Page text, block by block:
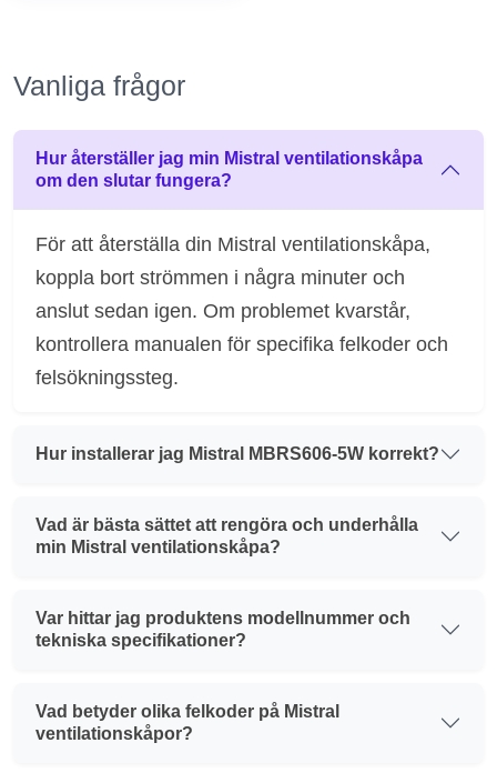
Vanliga frågor
Hur återställer jag min Mistral ventilationskåpa
om den slutar fungera?
För att återställa din Mistral ventilationskåpa,
koppla bort strömmen i några minuter och
anslut sedan igen. Om problemet kvarstår,
kontrollera manualen för specifika felkoder och
felsökningssteg.
Hur installerar jag Mistral MBRS606-5W korrekt?
Vad är bästa sättet att rengöra och underhålla
min Mistral ventilationskåpa?
Var hittar jag produktens modellnummer och
tekniska specifikationer?
Vad betyder olika felkoder på Mistral
ventilationskåpor?